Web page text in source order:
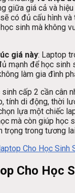
giữa giá cả và
có đủ cấu hình
sinh mà không
giá này: Laptop
mạnh để học sinh
làm gia đình
cấp 2 cần cân
tính di động, thời
lựa một chiếc
mà còn giúp học
trọng trong tương
laptop Cho Học Sinh
Cho Học